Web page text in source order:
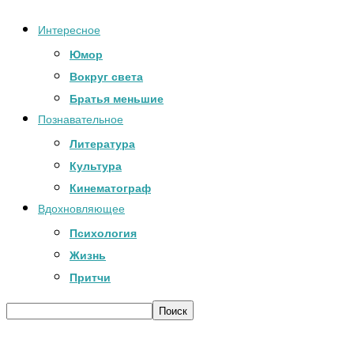
Интересное
Юмор
Вокруг света
Братья меньшие
Познавательное
Литература
Культура
Кинематограф
Вдохновляющее
Психология
Жизнь
Притчи